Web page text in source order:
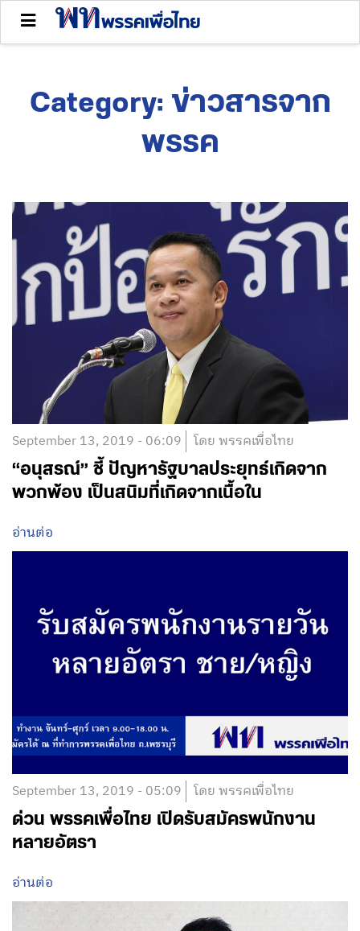
Category: ข่าวสารจาก
พรรค
September 13, 2019 - 06:09 โดย พรรคเพื่อไทย
“อนุสรณ์” ชี้ ปัญหารัฐบาลประยุทธ์เกิดจาก
พวกพ้อง เป็นสนิมที่เกิดจากเนื้อใน
อ่านต่อ
September 13, 2019 - 05:09 โดย พรรคเพื่อไทย
ด่วน พรรคเพื่อไทย เปิดรับสมัครพนักงาน
หลายอัตรา
อ่านต่อ